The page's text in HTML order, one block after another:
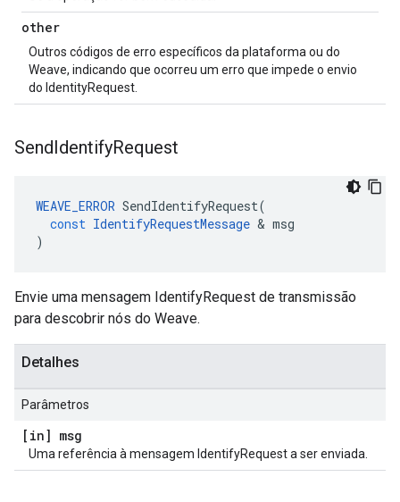
other
Outros códigos de erro específicos da plataforma ou do
Weave, indicando que ocorreu um erro que impede o envio
do IdentityRequest.
SendIdentifyRequest
WEAVE_ERROR SendIdentifyRequest(
const IdentifyRequestMessage & msg
)
Envie uma mensagem IdentifyRequest de transmissão
para descobrir nós do Weave.
Detalhes
Parâmetros
[in] msg
Uma referência à mensagem IdentifyRequest a ser enviada.